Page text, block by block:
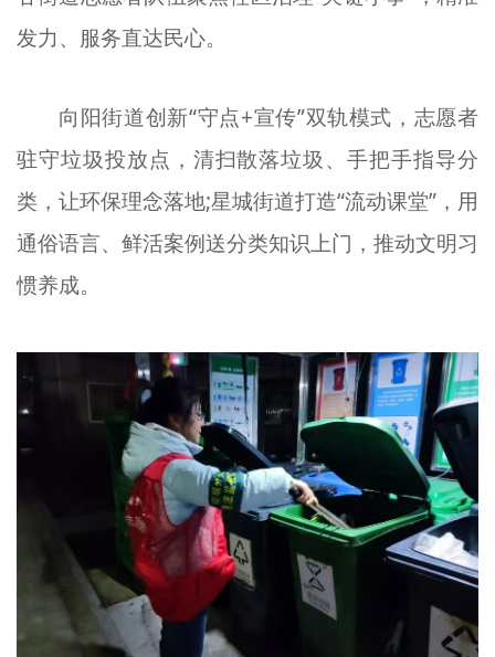
发力、服务直达民心。
向阳街道创新“守点+宣传”双轨模式，志愿者
驻守垃圾投放点，清扫散落垃圾、手把手指导分
类，让环保理念落地;星城街道打造“流动课堂”，用
通俗语言、鲜活案例送分类知识上门，推动文明习
惯养成。